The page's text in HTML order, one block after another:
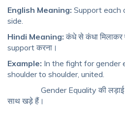
English Meaning: Support each
side.
Hindi Meaning: कंधे से कंधा मिलाकर
support करना।
Example: In the fight for gender
shoulder to shoulder, united.
Gender Equality की लड़ाई में
साथ खड़े हैं।